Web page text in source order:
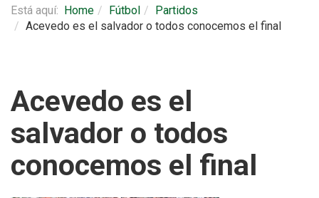
Está aquí: Home Fútbol
Partidos
Acevedo es el salvador o todos conocemos el final
Acevedo es el
salvador o todos
conocemos el final